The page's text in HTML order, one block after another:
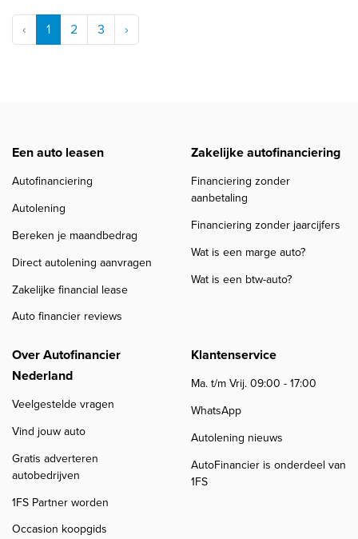
‹ 1 2 3 ›
Een auto leasen
Autofinanciering
Autolening
Bereken je maandbedrag
Direct autolening aanvragen
Zakelijke financial lease
Auto financier reviews
Zakelijke autofinanciering
Financiering zonder
aanbetaling
Financiering zonder jaarcijfers
Wat is een marge auto?
Wat is een btw-auto?
Over Autofinancier
Nederland
Veelgestelde vragen
Vind jouw auto
Gratis adverteren
autobedrijven
1FS Partner worden
Occasion koopgids
Klantenservice
Ma. t/m Vrij. 09:00 - 17:00
WhatsApp
Autolening nieuws
AutoFinancier is onderdeel van
1FS